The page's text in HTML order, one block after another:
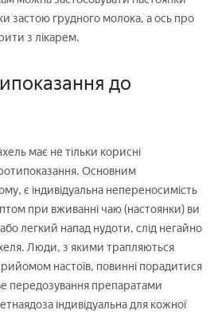
застою грудного молока, а ось про
з лікарем.
до
має не тільки корисні
Основним
є індивідуальна непереносимість
при вживанні чаю (настоянки) ви
легкий напад нудоти, слід негайно
Люди, з якими трапляються
настоїв, повинні порадитися
передозування препаратами
індивідуальна для кожної